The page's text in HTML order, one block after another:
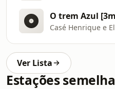
O trem Azul
Casé Henrique e
Ver Lista
Estações